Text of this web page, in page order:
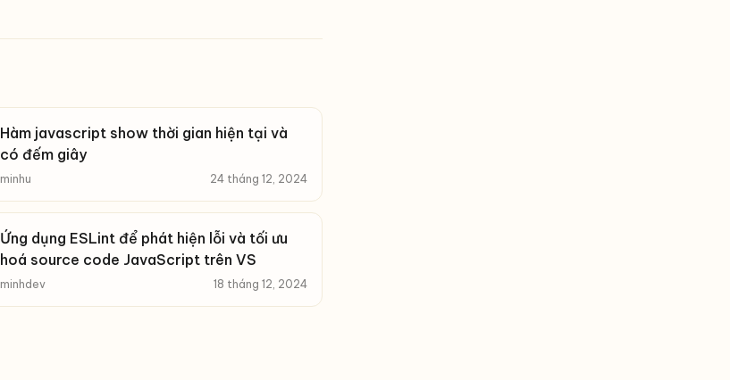
Hàm javascript show thời gian hiện tại và
có đếm giây
minhu 24 tháng 12, 2024
Ứng dụng ESLint để phát hiện lỗi và tối ưu
hoá source code JavaScript trên VS
minhdev 18 tháng 12, 2024